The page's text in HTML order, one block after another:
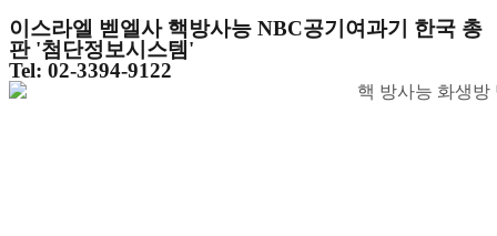
이스라엘 벧엘사 핵방사능 NBC공기여과기 한국 총
판 '첨단정보시스템'
Tel: 02-3394-9122